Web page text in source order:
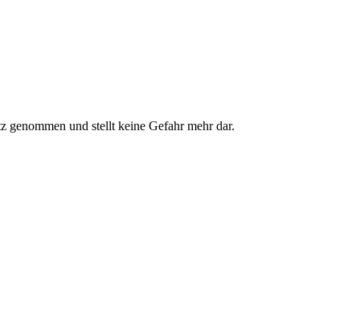
und stellt keine Gefahr mehr dar.